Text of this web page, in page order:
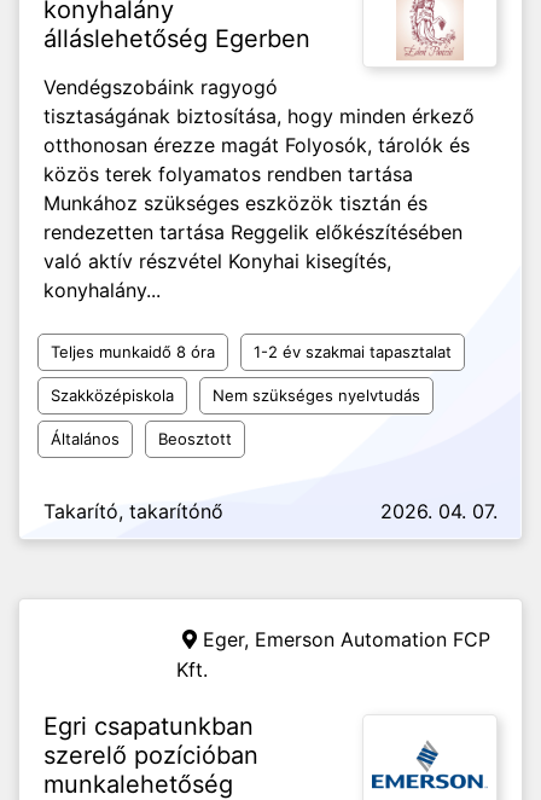
konyhalány
álláslehetőség Egerben
Vendégszobáink ragyogó
tisztaságának biztosítása, hogy minden érkező
otthonosan érezze magát Folyosók, tárolók és
közös terek folyamatos rendben tartása
Munkához szükséges eszközök tisztán és
rendezetten tartása Reggelik előkészítésében
való aktív részvétel Konyhai kisegítés,
konyhalány...
Teljes munkaidő 8 óra 1-2 év szakmai tapasztalat
Szakközépiskola Nem szükséges nyelvtudás
Általános Beosztott
Takarító, takarítónő 2026. 04. 07.
Eger, Emerson Automation FCP
Kft.
Egri csapatunkban
szerelő pozícióban
munkalehetőség